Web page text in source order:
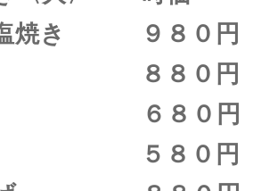
焼き ９８０円
８８０円
６８０円
５８０円